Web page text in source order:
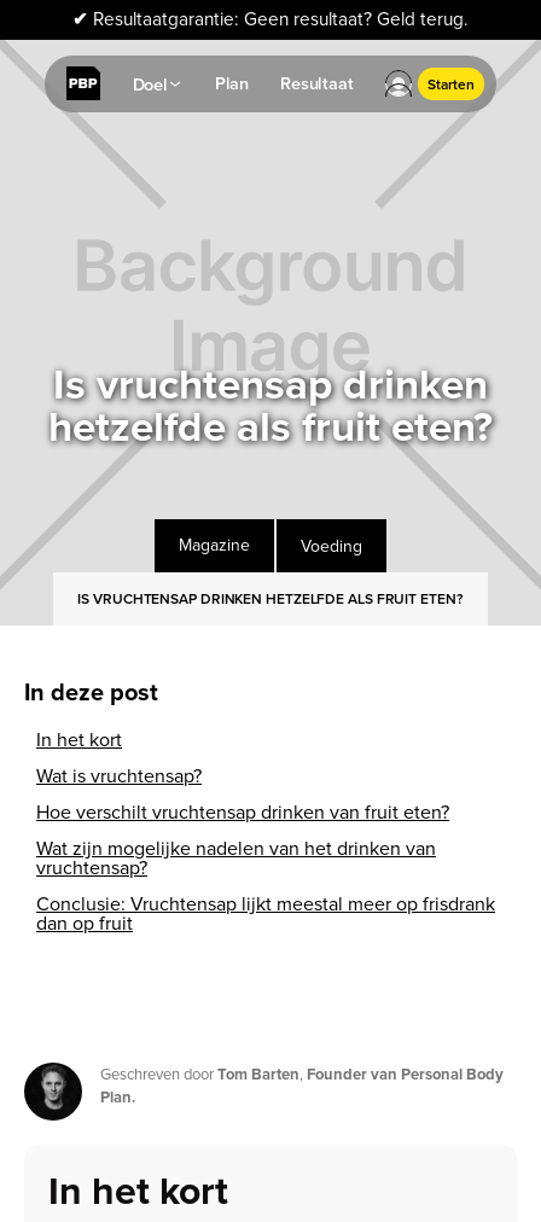
✔ Resultaatgarantie: Geen resultaat? Geld terug.
Doel Plan Resultaat Starten
Is vruchtensap drinken
hetzelfde als fruit eten?
Magazine Voeding
IS VRUCHTENSAP DRINKEN HETZELFDE ALS FRUIT ETEN?
In deze post
In het kort
Wat is vruchtensap?
Hoe verschilt vruchtensap drinken van fruit eten?
Wat zijn mogelijke nadelen van het drinken van
vruchtensap?
Conclusie: Vruchtensap lijkt meestal meer op frisdrank
dan op fruit
Geschreven doorTom Barten, Founder van Personal Body
Plan.
In het kort